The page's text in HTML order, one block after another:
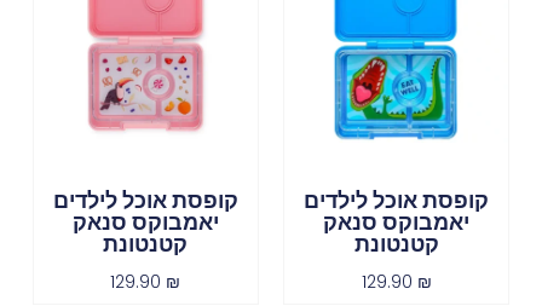
קופסת אוכל לילדים
יאמבוקס סנאק
קטנטונת
129.90 ₪
קופסת אוכל לילדים
יאמבוקס סנאק
קטנטונת
129.90 ₪